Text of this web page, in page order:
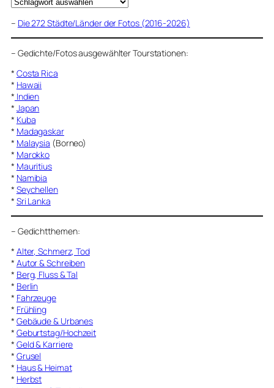
– Die 272 Städte/Länder der Fotos (2016-2026)
– Gedichte/Fotos ausgewählter Tourstationen:
* Costa Rica
* Hawaii
* Indien
* Japan
* Kuba
* Madagaskar
* Malaysia (Borneo)
* Marokko
* Mauritius
* Namibia
* Seychellen
* Sri Lanka
– Gedichtthemen:
* Alter, Schmerz, Tod
* Autor & Schreiben
* Berg, Fluss & Tal
* Berlin
* Fahrzeuge
* Frühling
* Gebäude & Urbanes
* Geburtstag/Hochzeit
* Geld & Karriere
* Grusel
* Haus & Heimat
* Herbst